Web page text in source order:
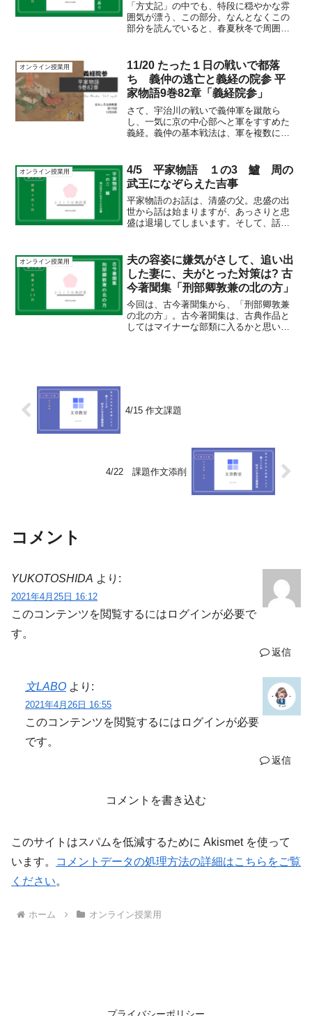
「方丈記」の中でも、特段に穏やかな雰
囲気が漂う、この部分。なんとなくこの
部分を読んでいると、春夏秋冬で周囲に
らば、それは心のどこかが疲れ、病んで
いる証拠なのだろうと言わ...
オンライン授業用
11/20 たった１日の戦いで都落
ち 義仲の逃亡と義経の院参 平
家物語9巻82章「義経院参」
さて、宇治川の戦いで義仲軍を蹴散ら
し、一気に京の中心部へと軍をすすめた
義経。義仲の基本戦法は、軍を複数に分
北国での戦闘ならばそれも通用したので
しょうが、地の利が少なく、...
オンライン授業用
4/5 平家物語 １の3 鱸 周の
武王になぞらえた吉事
平家物語のお話は、清盛の父。忠盛の出
世から話は始まりますが、あっさりと忠
盛は退場してしまいます。そして、話は
が、当時政治の中心だった「治天の君」
は、鳥羽院から後白河院に移...
オンライン授業用
夫の容姿に嫌気がさして、追い出
した妻に、夫がとった対策は? 古
今著聞集「刑部卿敦兼の北の方」
今回は、古今著聞集から、「刑部卿敦兼
の北の方」。古今著聞集は、古典作品と
してはマイナーな部類に入るかと思いま
4/15 作文課題
4/22 課題作文添削
コメント
YUKOTOSHIDA より:
2021年4月25日 16:12
このコンテンツを閲覧するにはログインが必要で
す。
返信
文LABO より:
2021年4月26日 16:55
このコンテンツを閲覧するにはログインが必要
です。
返信
コメントを書き込む
このサイトはスパムを低減するために Akismet を使って
います。
コメントデータの処理方法の詳細はこちらをご覧
ください。
ホーム オンライン授業用